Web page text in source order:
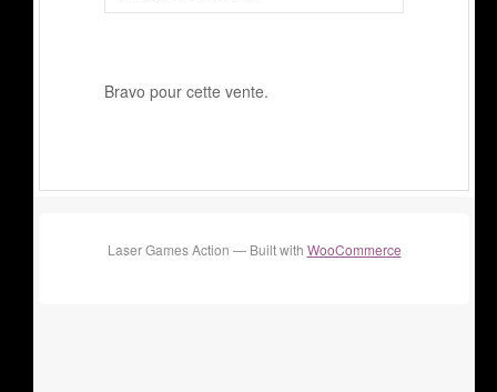
Bravo pour cette vente.
Laser Games Action — Built with WooCommerce